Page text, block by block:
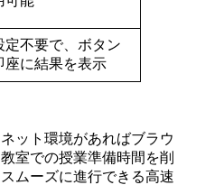
定不要で、ボタン
座に結果を表示
ット環境があればブラウ
室での授業準備時間を削
ムーズに進行できる高速